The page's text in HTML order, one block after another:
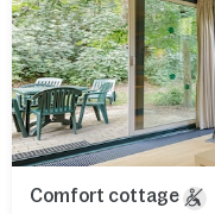
Comfort cottage